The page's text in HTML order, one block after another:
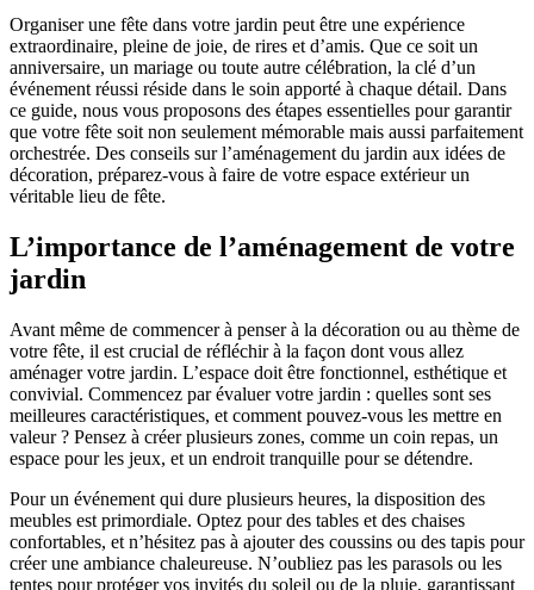
Organiser une fête dans votre jardin peut être une expérience
extraordinaire, pleine de joie, de rires et d’amis. Que ce soit un
anniversaire, un mariage ou toute autre célébration, la clé d’un
événement réussi réside dans le soin apporté à chaque détail. Dans
ce guide, nous vous proposons des étapes essentielles pour garantir
que votre fête soit non seulement mémorable mais aussi parfaitement
orchestrée. Des conseils sur l’aménagement du jardin aux idées de
décoration, préparez-vous à faire de votre espace extérieur un
véritable lieu de fête.
L’importance de l’aménagement de votre
jardin
Avant même de commencer à penser à la décoration ou au thème de
votre fête, il est crucial de réfléchir à la façon dont vous allez
aménager votre jardin. L’espace doit être fonctionnel, esthétique et
convivial. Commencez par évaluer votre jardin : quelles sont ses
meilleures caractéristiques, et comment pouvez-vous les mettre en
valeur ? Pensez à créer plusieurs zones, comme un coin repas, un
espace pour les jeux, et un endroit tranquille pour se détendre.
Pour un événement qui dure plusieurs heures, la disposition des
meubles est primordiale. Optez pour des tables et des chaises
confortables, et n’hésitez pas à ajouter des coussins ou des tapis pour
créer une ambiance chaleureuse. N’oubliez pas les parasols ou les
tentes pour protéger vos invités du soleil ou de la pluie, garantissant